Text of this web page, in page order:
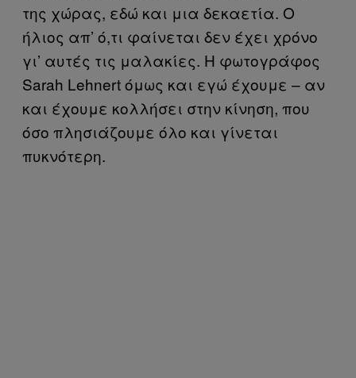
της χώρας, εδώ και μια δεκαετία. Ο
ήλιος απ’ ό,τι φαίνεται δεν έχει χρόνο
γι’ αυτές τις μαλακίες. Η φωτογράφος
Sarah Lehnert όμως και εγώ έχουμε – αν
και έχουμε κολλήσει στην κίνηση, που
όσο πλησιάζουμε όλο και γίνεται
πυκνότερη.